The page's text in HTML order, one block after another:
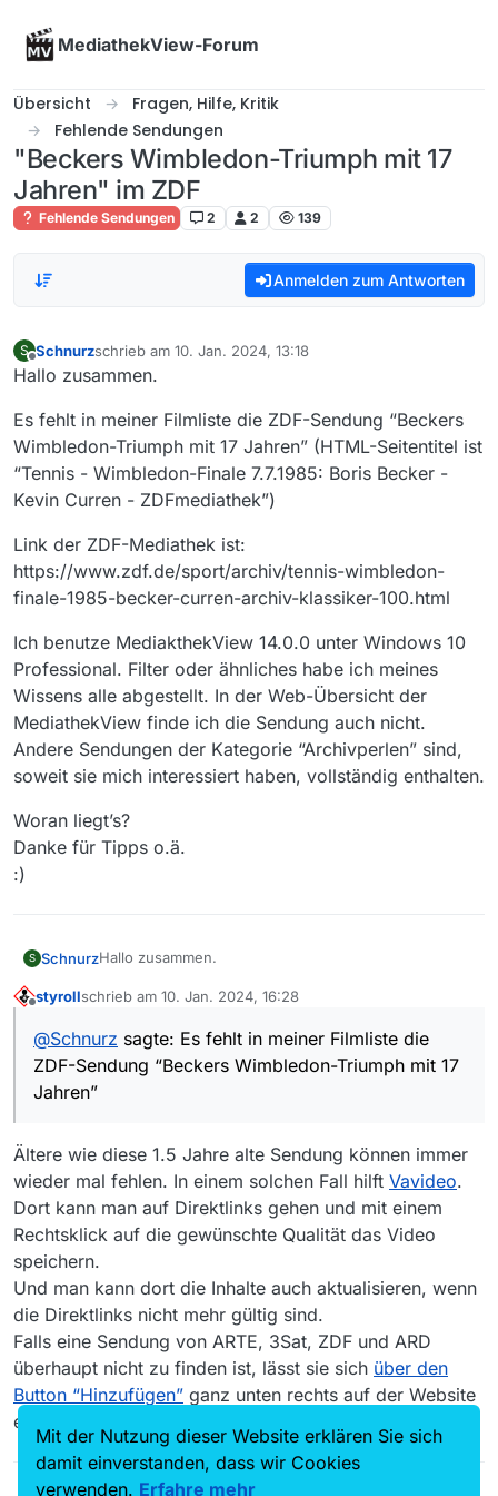
MediathekView-Forum
Übersicht
Fragen, Hilfe, Kritik
Fehlende Sendungen
"Beckers Wimbledon-Triumph mit 17
Jahren" im ZDF
Fehlende Sendungen 2 2 139
Anmelden zum Antworten
S
Offline
Schnurzschrieb am 10. Jan. 2024, 13:18
zuletzt editiert von
Hallo zusammen.
Es fehlt in meiner Filmliste die ZDF-Sendung “Beckers
Wimbledon-Triumph mit 17 Jahren” (HTML-Seitentitel ist
“Tennis - Wimbledon-Finale 7.7.1985: Boris Becker -
Kevin Curren - ZDFmediathek”)
Link der ZDF-Mediathek ist:
https://www.zdf.de/sport/archiv/tennis-wimbledon-
finale-1985-becker-curren-archiv-klassiker-100.html
Ich benutze MediakthekView 14.0.0 unter Windows 10
Professional. Filter oder ähnliches habe ich meines
Wissens alle abgestellt. In der Web-Übersicht der
MediathekView finde ich die Sendung auch nicht.
Andere Sendungen der Kategorie “Archivperlen” sind,
soweit sie mich interessiert haben, vollständig enthalten.
Woran liegt’s?
Danke für Tipps o.ä.
:)
S SchnurzHallo zusammen.
Es fehlt in meiner Filmliste die ZDF-Sendung “Beckers
ist “Tennis - Wimbledon-Finale 7.7.1985: Boris Becker
- Kevin Curren - ZDFmediathek”)
Link der ZDF-Mediathek ist:
https://www.zdf.de/sport/archiv/tennis-wimbledon-
MediathekView finde ich die Sendung auch nicht.
Andere Sendungen der Kategorie “Archivperlen”
sind, soweit sie mich interessiert haben, vollständig
enthalten.
Danke für Tipps o.ä.
:)
styrollschrieb am 10. Jan. 2024, 16:28
zuletzt editiert von
@Schnurz sagte: Es fehlt in meiner Filmliste die
ZDF-Sendung “Beckers Wimbledon-Triumph mit 17
Jahren”
Ältere wie diese 1.5 Jahre alte Sendung können immer
wieder mal fehlen. In einem solchen Fall hilft Vavideo.
Dort kann man auf Direktlinks gehen und mit einem
Rechtsklick auf die gewünschte Qualität das Video
speichern.
Und man kann dort die Inhalte auch aktualisieren, wenn
die Direktlinks nicht mehr gültig sind.
Falls eine Sendung von ARTE, 3Sat, ZDF und ARD
überhaupt nicht zu finden ist, lässt sie sich über den
Button “Hinzufügen” ganz unten rechts auf der Website
ergänzen.
Mit der Nutzung dieser Website erklären Sie sich
damit einverstanden, dass wir Cookies
verwenden. Erfahre mehr